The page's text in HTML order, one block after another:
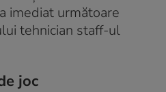
imediat următoare
tehnician staff-ul
joc